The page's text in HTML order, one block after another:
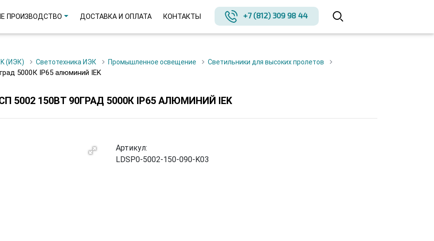
ПРОИЗВОДСТВО ДОСТАВКА И ОПЛАТА КОНТАКТЫ +7 (812) 309 98 44
(ИЭК) Светотехника ИЭК Промышленное освещение Светильники для высоких пролетов
5000К IP65 алюминий IEK
150ВТ 90ГРАД 5000К IP65 АЛЮМИНИЙ IEK
Артикул:
LDSP0-5002-150-090-K03